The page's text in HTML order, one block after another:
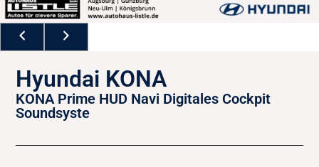
Hyundai KONA
KONA Prime HUD Navi Digitales Cockpit
Soundsyste